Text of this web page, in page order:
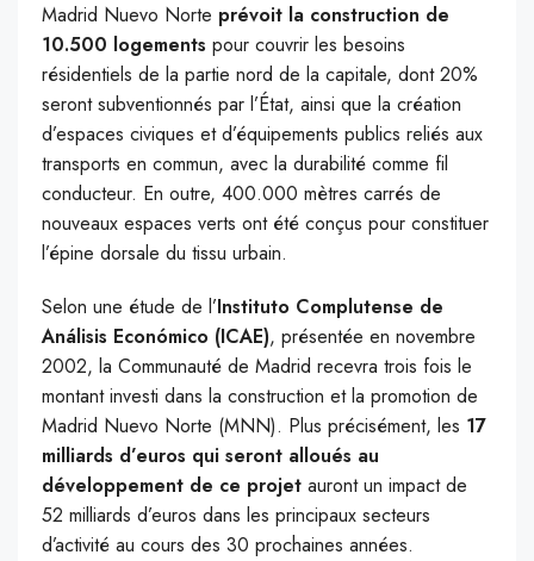
Madrid Nuevo Norte prévoit la construction de
10.500 logements pour couvrir les besoins
résidentiels de la partie nord de la capitale, dont 20%
seront subventionnés par l’État, ainsi que la création
d’espaces civiques et d’équipements publics reliés aux
transports en commun, avec la durabilité comme fil
conducteur. En outre, 400.000 mètres carrés de
nouveaux espaces verts ont été conçus pour constituer
l’épine dorsale du tissu urbain.
Selon une étude de l’Instituto Complutense de
Análisis Económico (ICAE), présentée en novembre
2002, la Communauté de Madrid recevra trois fois le
montant investi dans la construction et la promotion de
Madrid Nuevo Norte (MNN). Plus précisément, les 17
milliards d’euros qui seront alloués au
développement de ce projet auront un impact de
52 milliards d’euros dans les principaux secteurs
d’activité au cours des 30 prochaines années.